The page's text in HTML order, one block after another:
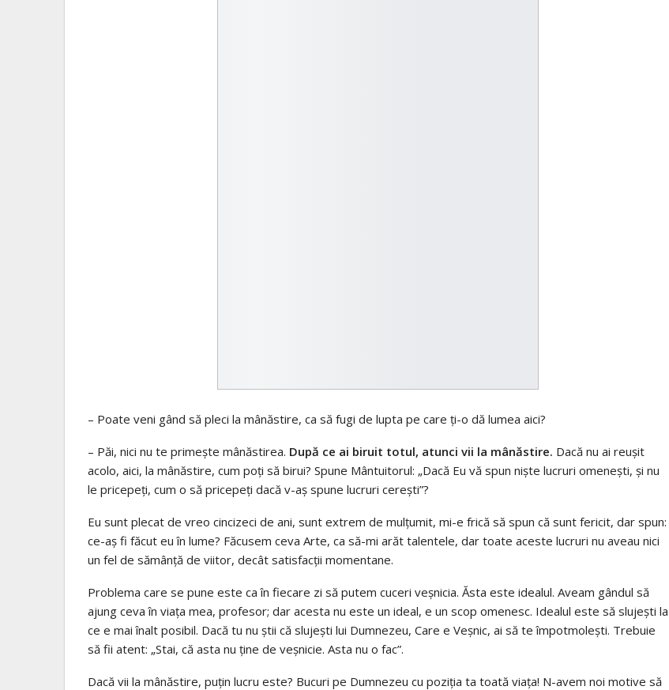
– Poate veni gând să pleci la mânăstire, ca să fugi de lupta pe care ți-o dă lumea aici?
– Păi, nici nu te primește mânăstirea. După ce ai biruit totul, atunci vii la mânăstire. Dacă nu ai reușit
acolo, aici, la mânăstire, cum poți să birui? Spune Mântuitorul: „Dacă Eu vă spun niște lucruri omenești, și nu
le pricepeți, cum o să pricepeți dacă v-aș spune lucruri cerești”?
Eu sunt plecat de vreo cincizeci de ani, sunt extrem de mulțumit, mi-e frică să spun că sunt fericit, dar spun:
ce-aș fi făcut eu în lume? Făcusem ceva Arte, ca să-mi arăt talentele, dar toate aceste lucruri nu aveau nici
un fel de sămânță de viitor, decât satisfacții momentane.
Problema care se pune este ca în fiecare zi să putem cuceri veșnicia. Ăsta este idealul. Aveam gândul să
ajung ceva în viața mea, profesor; dar acesta nu este un ideal, e un scop omenesc. Idealul este să slujești la
ce e mai înalt posibil. Dacă tu nu știi că slujești lui Dumnezeu, Care e Veșnic, ai să te împotmolești. Trebuie
să fii atent: „Stai, că asta nu ține de veșnicie. Asta nu o fac”.
Dacă vii la mânăstire, puțin lucru este? Bucuri pe Dumnezeu cu poziția ta toată viața! N-avem noi motive să